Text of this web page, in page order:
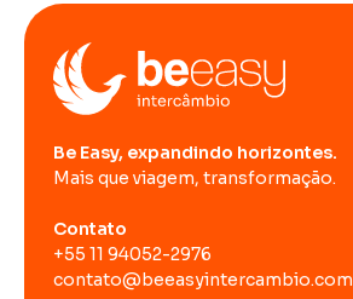
Be Easy, expandindo horizontes.
Mais que viagem, transformação.
Contato
+55 11 94052-2976
contato@beeasyintercambio.com